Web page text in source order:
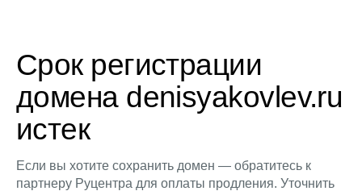
Срок регистрации
домена denisyakovlev.ru
истек
Если вы хотите сохранить домен — обратитесь к
партнеру Руцентра для оплаты продления. Уточнить